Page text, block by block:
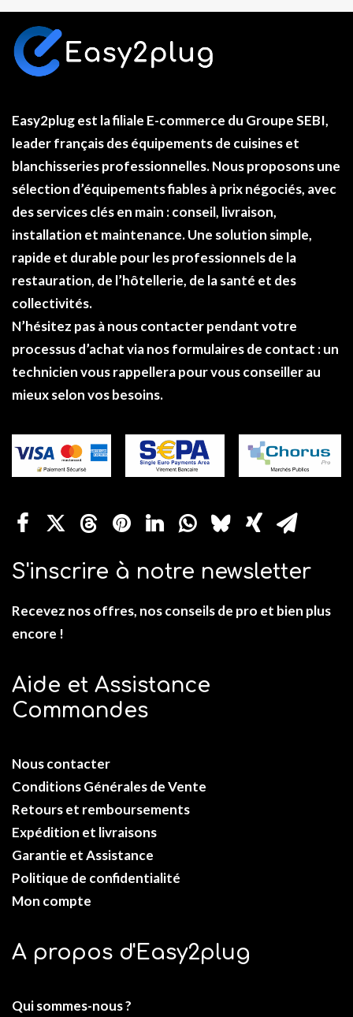
Easy2plugest la filiale E-commerce du Groupe SEBI,
leader français des équipements de cuisines et
blanchisseries professionnelles. Nous proposons une
sélection d’équipements fiables àprix négociés, avec
des services clés en main : conseil, livraison,
installation et maintenance. Une solution simple,
rapide et durable pour les professionnels de la
restauration, de l’hôtellerie, de la santé et des
collectivités.
N’hésitez pas à nous contacter pendant votre
processus d’achat via nos formulaires de contact : un
technicien vous rappellera pour vous conseiller au
mieux selon vos besoins.
S'inscrire à notre newsletter
Recevez nos offres, nos conseils de pro et bien plus
encore !
Aide et Assistance
Commandes
Nous contacter
Conditions Générales de Vente
Retours et remboursements
Expédition et livraisons
Garantie et Assistance
Politique de confidentialité
Mon compte
A propos d'Easy2plug
Qui sommes-nous ?